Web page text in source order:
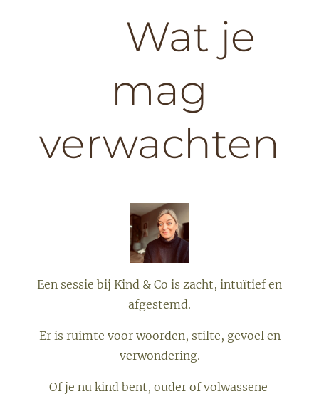
💛 Wat je
mag
verwachten
Een sessie bij Kind & Co is zacht, intuïtief en
afgestemd.
Er is ruimte voor woorden, stilte, gevoel en
verwondering.
Of je nu kind bent, ouder of volwassene